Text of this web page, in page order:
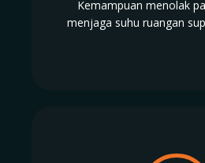
Kemampuan menolak
menjaga suhu ruangan